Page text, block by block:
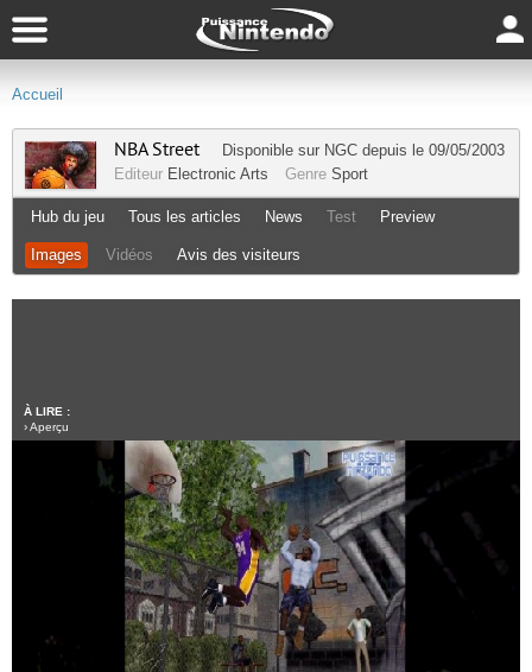
Accueil
NBA Street Disponible sur NGC depuis le 09/05/2003
Editeur Electronic Arts Genre Sport
Hub du jeu Tous les articles News Test Preview
Images Vidéos Avis des visiteurs
À LIRE :
›Aperçu